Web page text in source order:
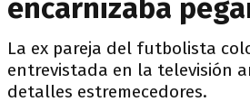
encarnizaba
La ex pareja del futbolista
entrevistada en la televisión
detalles estremecedores.